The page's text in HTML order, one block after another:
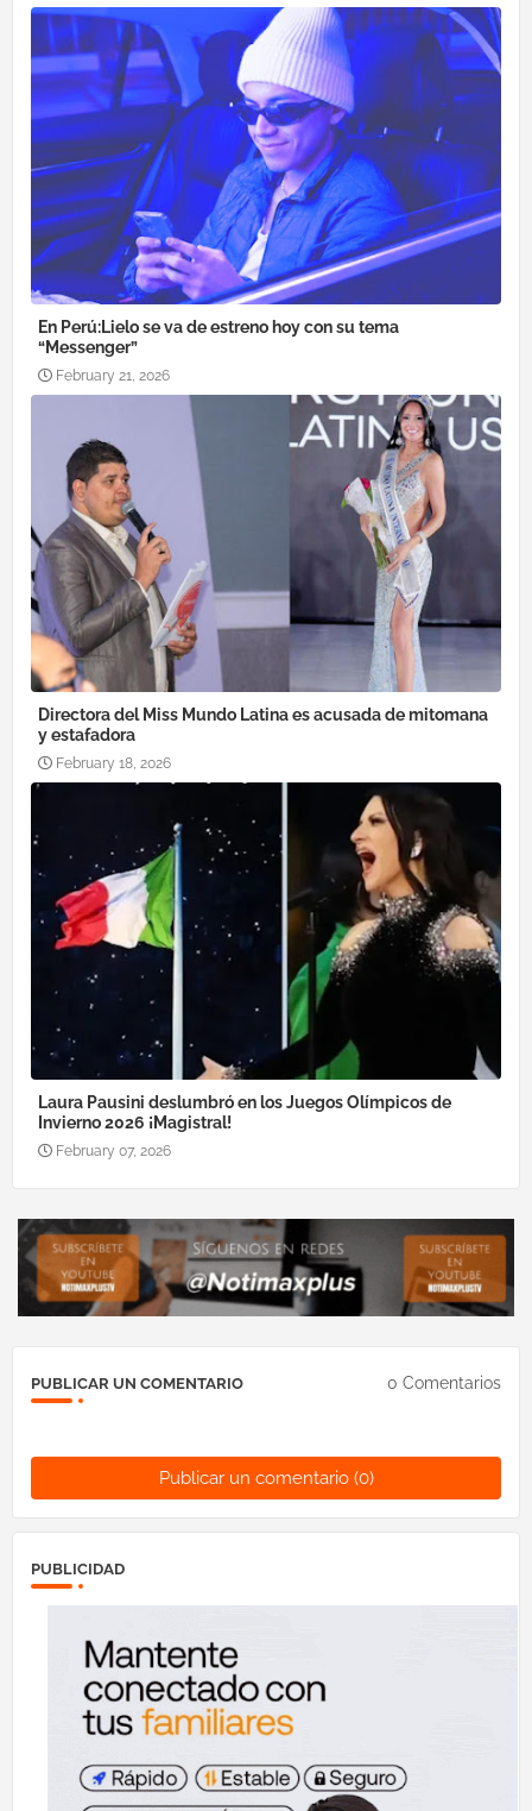
En Perú:Lielo se va de estreno hoy con su tema
“Messenger”
February 21, 2026
Directora del Miss Mundo Latina es acusada de mitomana
y estafadora
February 18, 2026
Laura Pausini deslumbró en los Juegos Olímpicos de
Invierno 2026 ¡Magistral!
February 07, 2026
PUBLICAR UN COMENTARIO 0 Comentarios
Publicar un comentario (0)
PUBLICIDAD